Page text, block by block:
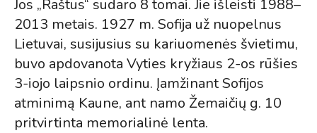
Jos „Raštus“ sudaro 8 tomai. Jie išleisti 1988–
2013 metais. 1927 m. Sofija už nuopelnus
Lietuvai, susijusius su kariuomenės švietimu,
buvo apdovanota Vyties kryžiaus 2-os rūšies
3-iojo laipsnio ordinu. Įamžinant Sofijos
atminimą Kaune, ant namo Žemaičių g. 10
pritvirtinta memorialinė lenta.